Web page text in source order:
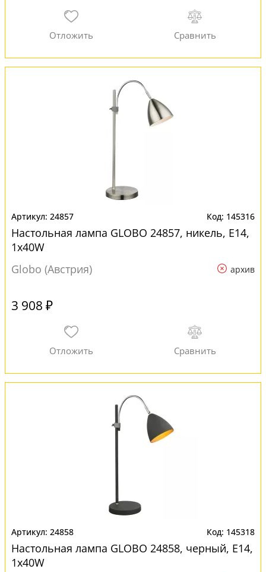
24857 145316
Настольная лампа GLOBO 24857, никель, E14,
1x40W
Globo (Австрия)
архив
3 908 ₽
24858 145318
Настольная лампа GLOBO 24858, черный, E14,
1x40W